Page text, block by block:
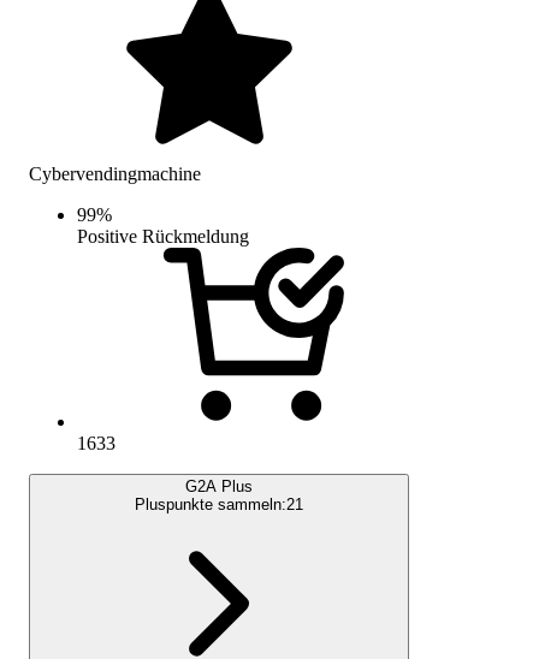
Cybervendingmachine
99%
Positive Rückmeldung
1633
G2A Plus
Pluspunkte sammeln:21